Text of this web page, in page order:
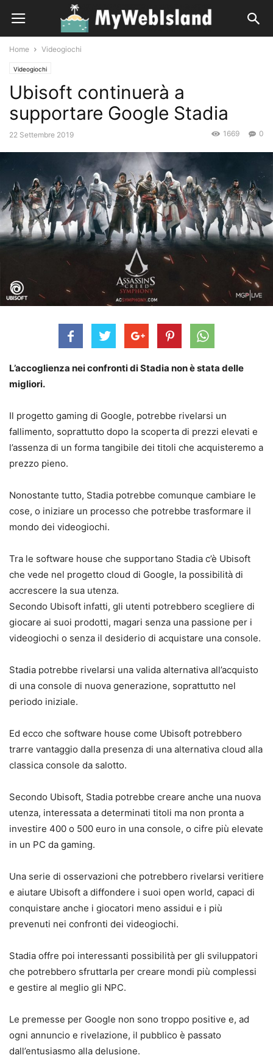
Home Videogiochi
Videogiochi
Ubisoft continuerà a
supportare Google Stadia
22 Settembre 2019 0
1669
L’accoglienza nei confronti di Stadia non è stata delle
migliori.
Il progetto gaming di Google, potrebbe rivelarsi un
fallimento, soprattutto dopo la scoperta di prezzi elevati e
l’assenza di un forma tangibile dei titoli che acquisteremo a
prezzo pieno.
Nonostante tutto, Stadia potrebbe comunque cambiare le
cose, o iniziare un processo che potrebbe trasformare il
mondo dei videogiochi.
Tra le software house che supportano Stadia c’è Ubisoft
che vede nel progetto cloud di Google, la possibilità di
accrescere la sua utenza.
Secondo Ubisoft infatti, gli utenti potrebbero scegliere di
giocare ai suoi prodotti, magari senza una passione per i
videogiochi o senza il desiderio di acquistare una console.
Stadia potrebbe rivelarsi una valida alternativa all’acquisto
di una console di nuova generazione, soprattutto nel
periodo iniziale.
Ed ecco che software house come Ubisoft potrebbero
trarre vantaggio dalla presenza di una alternativa cloud alla
classica console da salotto.
Secondo Ubisoft, Stadia potrebbe creare anche una nuova
utenza, interessata a determinati titoli ma non pronta a
investire 400 o 500 euro in una console, o cifre più elevate
in un PC da gaming.
Una serie di osservazioni che potrebbero rivelarsi veritiere
e aiutare Ubisoft a diffondere i suoi open world, capaci di
conquistare anche i giocatori meno assidui e i più
prevenuti nei confronti dei videogiochi.
Stadia offre poi interessanti possibilità per gli sviluppatori
che potrebbero sfruttarla per creare mondi più complessi
e gestire al meglio gli NPC.
Le premesse per Google non sono troppo positive e, ad
ogni annuncio e rivelazione, il pubblico è passato
dall’entusiasmo alla delusione.